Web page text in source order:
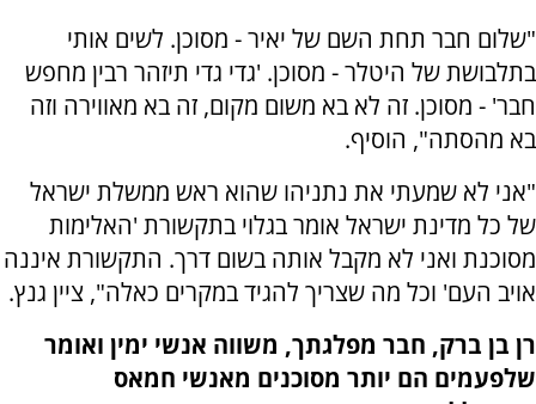
"שלום חבר תחת השם של יאיר - מסוכן. לשים אותי
בתלבושת של היטלר - מסוכן. 'גדי גדי תיזהר רבין מחפש
חבר' - מסוכן. זה לא בא משום מקום, זה בא מאווירה וזה
בא מהסתה", הוסיף.
"אני לא שמעתי את נתניהו שהוא ראש ממשלת ישראל
של כל מדינת ישראל אומר בגלוי בתקשורת 'האלימות
מסוכנת ואני לא מקבל אותה בשום דרך. התקשורת איננה
אויב העם' וכל מה שצריך להגיד במקרים כאלה", ציין גנץ.
רן בן ברק, חבר מפלגתך, משווה אנשי ימין ואומר
שלפעמים הם יותר מסוכנים מאנשי חמאס